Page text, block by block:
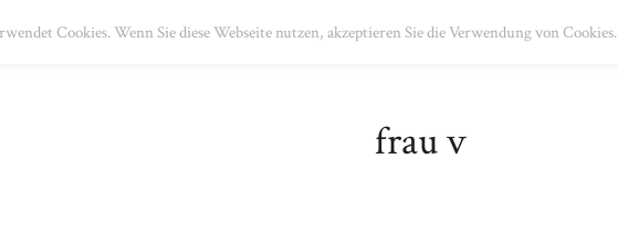
REZEPTE IMPRESSUM DATENSCHUTZ
frau v
Cookies. Wenn Sie diese Webseite nutzen, akzeptieren Sie die Verwendung von Cookies.